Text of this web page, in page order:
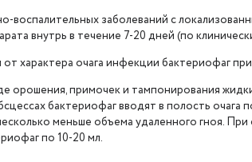
воспалительных заболеваний с
внутрь в течение 7-20 дней (по
от характера очага инфекции бактериофаг
орошения, примочек и тампонирования
бактериофаг вводят в полость
меньше объема удаленного гноя.
по 10-20 мл.